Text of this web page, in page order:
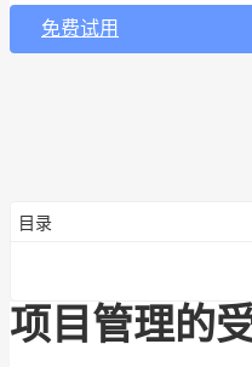
免费试用
目录
项目管理的